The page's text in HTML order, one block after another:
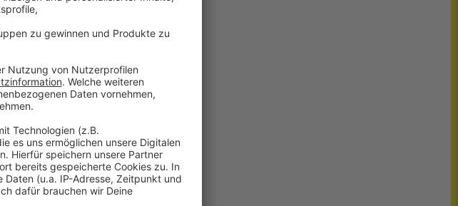
weil
halt dann
wovon ich
zu
drum, die